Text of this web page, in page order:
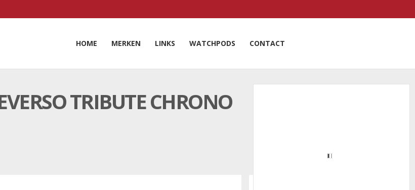
HOME MERKEN LINKS WATCHPODS CONTACT
TRIBUTE CHRONO